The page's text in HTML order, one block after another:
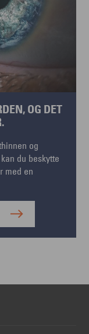
OG DET
og
du beskytte
med en